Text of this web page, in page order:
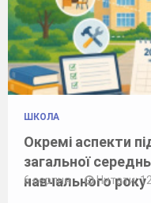
ШКОЛА
Окремі аспекти
загальної
навчального року
6 серпня Читати: